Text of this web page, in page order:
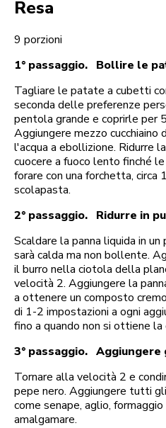
Resa
9 porzioni
1° passaggio. Bollire le
Tagliare le patate a cubetti
seconda delle preferenze
pentola grande e coprirle per
Aggiungere mezzo cucchiaino
l'acqua a ebollizione. Ridurre
cuocere a fuoco lento finché
forare con una forchetta, circa
scolapasta.
2° passaggio. Ridurre in
Scaldare la panna liquida in
sarà calda ma non bollente.
il burro nella ciotola della
velocità 2. Aggiungere la
a ottenere un composto
di 1-2 impostazioni a ogni
fino a quando non si ottiene
3° passaggio. Aggiungere
Tornare alla velocità 2 e
pepe nero. Aggiungere tutti
come senape, aglio,
amalgamare.